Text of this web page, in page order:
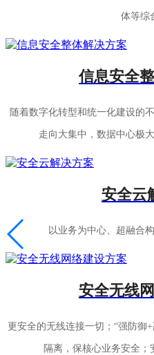
体等综
信息安全
随着数字化转型和统一化建设的
走向大集中，数据中心极
安全云
以业务为中心、超融合
安全无线
更安全的无线连接一切；“强防御
隔离，保核心业务安全；